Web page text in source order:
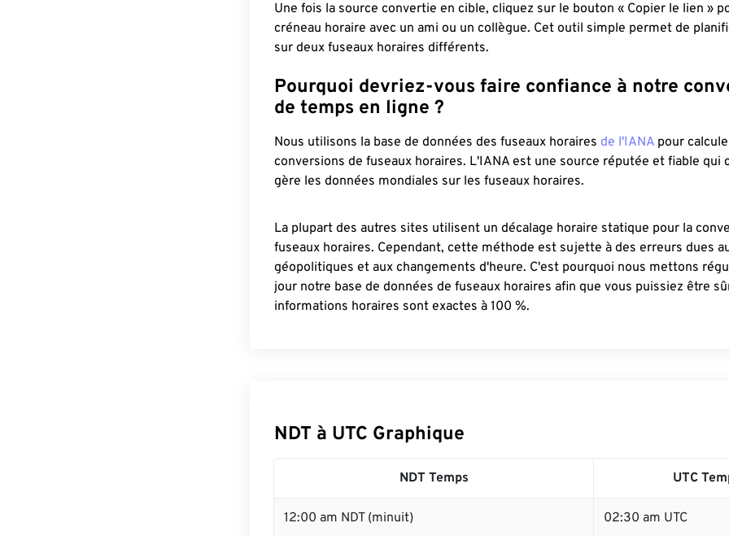
Une fois la source convertie en cible, cliquez sur le bouton « Copier le lien »
créneau horaire avec un ami ou un collègue. Cet outil simple permet de
sur deux fuseaux horaires différents.
Pourquoi devriez-vous faire confiance à notre
de temps en ligne ?
Nous utilisons la base de données des fuseaux horaires de l'IANA pour
conversions de fuseaux horaires. L'IANA est une source réputée et fiable qui
gère les données mondiales sur les fuseaux horaires.
La plupart des autres sites utilisent un décalage horaire statique pour la
fuseaux horaires. Cependant, cette méthode est sujette à des erreurs dues
géopolitiques et aux changements d'heure. C'est pourquoi nous mettons
jour notre base de données de fuseaux horaires afin que vous puissiez être
informations horaires sont exactes à 100 %.
NDT à UTC Graphique
NDT Temps UTC
12:00 am NDT (minuit) 02:30 am UTC